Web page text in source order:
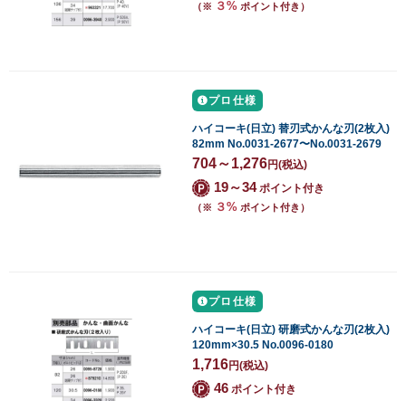
（※ ３% ポイント付き）
プロ仕様
ハイコーキ(日立) 替刃式かんな刃(2枚入)
82mm No.0031-2677〜No.0031-2679
704～1,276円(税込)
19～34ポイント付き
（※ ３% ポイント付き）
プロ仕様
ハイコーキ(日立) 研磨式かんな刃(2枚入)
120mm×30.5 No.0096-0180
1,716円(税込)
46 ポイント付き